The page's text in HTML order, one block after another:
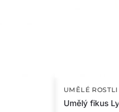
UMĚLÉ
Umělý fikus